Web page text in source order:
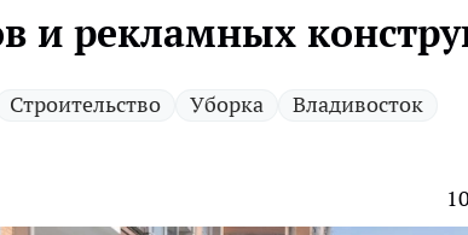
и рекламных
Строительство Уборка Владивосток